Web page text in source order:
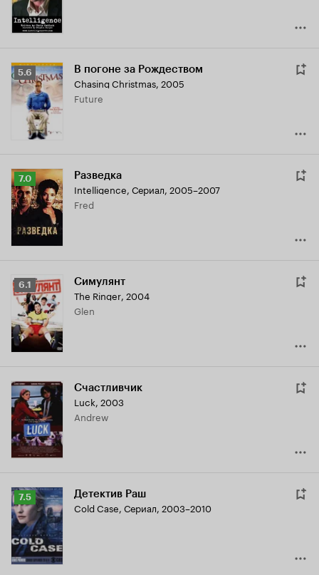
Рейтинг
Кинопоиска
5.6
5.6 В погоне за Рождеством
Chasing Christmas, 2005
Future
Рейтинг
Кинопоиска
7.0
7.0 Разведка
Intelligence, Сериал, 2005–2007
Fred
Рейтинг
Кинопоиска
6.1
6.1 Симулянт
The Ringer, 2004
Glen
Счастливчик
Luck, 2003
Andrew
Рейтинг
Кинопоиска
7.5
7.5 Детектив Раш
Cold Case, Сериал, 2003–2010